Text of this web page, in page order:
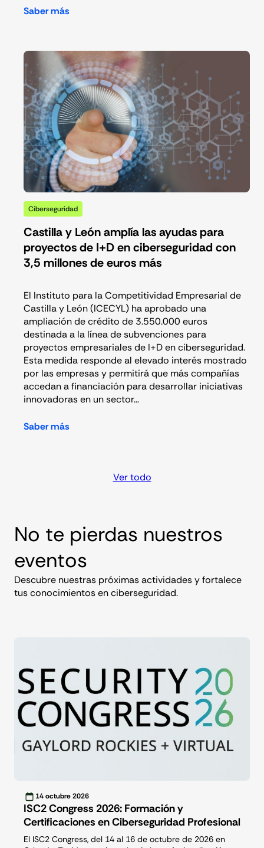
Saber más
Ciberseguridad
Castilla y León amplía las ayudas para
proyectos de I+D en ciberseguridad con
3,5 millones de euros más
El Instituto para la Competitividad Empresarial de
Castilla y León (ICECYL) ha aprobado una
ampliación de crédito de 3.550.000 euros
destinada a la línea de subvenciones para
proyectos empresariales de I+D en ciberseguridad.
Esta medida responde al elevado interés mostrado
por las empresas y permitirá que más compañías
accedan a financiación para desarrollar iniciativas
innovadoras en un sector…
Saber más
Ver todo
No te pierdas nuestros
eventos
Descubre nuestras próximas actividades y fortalece
tus conocimientos en ciberseguridad.
14octubre2026
ISC2 Congress 2026: Formación y
Certificaciones en Ciberseguridad Profesional
El ISC2 Congress, del 14 al 16 de octubre de 2026 en